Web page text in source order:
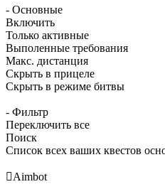
- Основные
Включить
Только активные
Выполенные требования
Макс. дистанция
Скрыть в прицеле
Скрыть в режиме битвы
- Фильтр
Переключить все
Поиск
Список всех ваших квестов
Aimbot